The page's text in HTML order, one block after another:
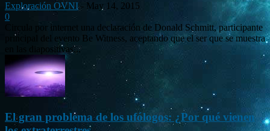
Exploración OVNI - May 14, 2015
0
Circula por internet una declaración de Donald Schmitt, participante
principal del evento Be Witness, aceptando que el ser que se muestra
en las diapositivas...
El gran problema de los ufólogos: ¿Por qué vienen